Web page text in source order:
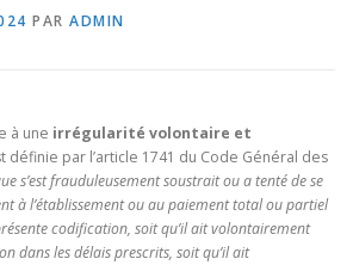
PAR ADMIN
à une irrégularité volontaire et
définie par l’article 1741 du Code Général des
s’est frauduleusement soustrait ou a tenté de se
à l’établissement ou au paiement total ou partiel
codification, soit qu’il ait volontairement
dans les délais prescrits, soit qu’il ait